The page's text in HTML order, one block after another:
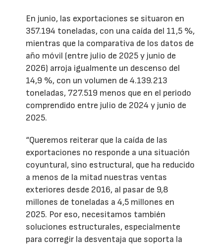
En junio, las exportaciones se situaron en
357.194 toneladas, con una caída del 11,5 %,
mientras que la comparativa de los datos de
año móvil (entre julio de 2025 y junio de
2026) arroja igualmente un descenso del
14,9 %, con un volumen de 4.139.213
toneladas, 727.519 menos que en el periodo
comprendido entre julio de 2024 y junio de
2025.
“Queremos reiterar que la caída de las
exportaciones no responde a una situación
coyuntural, sino estructural, que ha reducido
a menos de la mitad nuestras ventas
exteriores desde 2016, al pasar de 9,8
millones de toneladas a 4,5 millones en
2025. Por eso, necesitamos también
soluciones estructurales, especialmente
para corregir la desventaja que soporta la